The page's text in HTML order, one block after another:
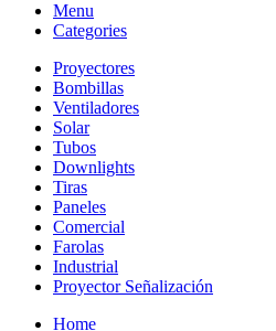
Menu
Categories
Proyectores
Bombillas
Ventiladores
Solar
Tubos
Downlights
Tiras
Paneles
Comercial
Farolas
Industrial
Proyector Señalización
Home